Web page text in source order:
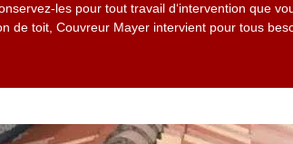
les pour tout travail d‘intervention que
de toit, Couvreur Mayer intervient pour tous